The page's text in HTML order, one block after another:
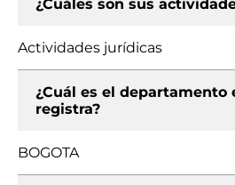
¿Cuáles son sus
Actividades jurídicas
¿Cuál es el departamento
registra?
BOGOTA